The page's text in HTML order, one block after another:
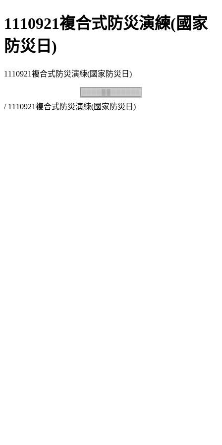
1110921複合式防災演練(國家
防災日)
1110921複合式防災演練(國家防災日)
/ 1110921複合式防災演練(國家防災日)